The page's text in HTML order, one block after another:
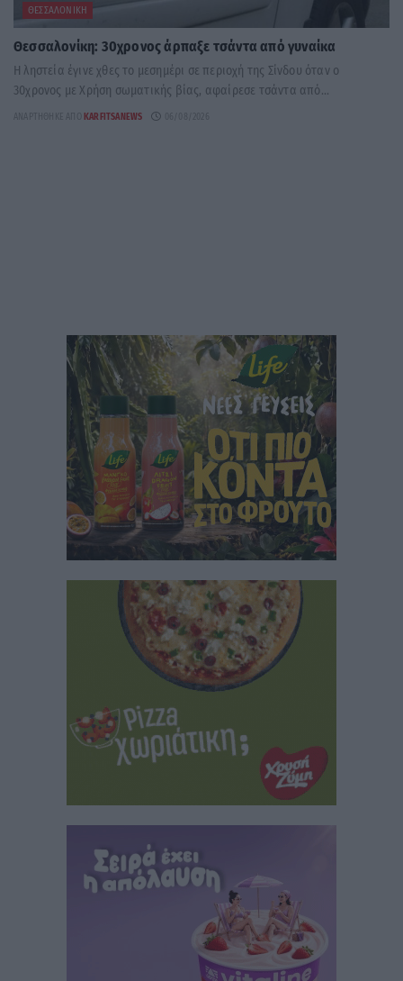
ΘΕΣΣΑΛΟΝΊΚΗ
Θεσσαλονίκη: 30χρονος άρπαξε τσάντα από γυναίκα
Η ληστεία έγινε χθες το μεσημέρι σε περιοχή της Σίνδου όταν ο
30χρονος με Χρήση σωματικής βίας, αφαίρεσε τσάντα από...
KARFITSANEWS